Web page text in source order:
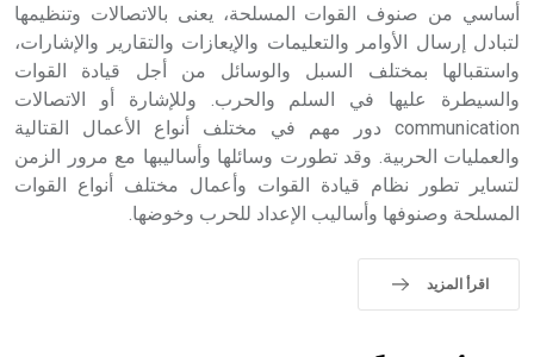
- هل تعلم أن أبجر Abgar اسم معروف جيداً يعود إلى عدد من
الملوك الذين حكموا مدينة إديسا (الرها) من أبجر الأول وحتى
التاسع، وهم ينتسبون إلى أسرة أوسروين
- هل تعلم أن الأبجدية الكنعانية تتألف من /22/ علامة كتابية
حيث تقتصر القيمة الصوتية للعلامة الك
أساسي من صنوف القوات المسلحة، يعنى بالاتصالات وتنظيمها
لتبادل إرسال الأوامر والتعليمات والإيعازات والتقارير والإشارات،
واستقبالها بمختلف السبل والوسائل من أجل قيادة القوات
والسيطرة عليها في السلم والحرب. وللإشارة أو الاتصالات
communication دور مهم في مختلف أنواع الأعمال القتالية
والعمليات الحربية. وقد تطورت وسائلها وأساليبها مع مرور الزمن
لتساير تطور نظام قيادة القوات وأعمال مختلف أنواع القوات
المسلحة وصنوفها وأساليب الإعداد للحرب وخوضها.
اقرأ المزيد